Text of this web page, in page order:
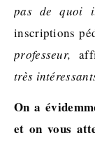
pas de quoi
inscriptions
professeur,
très
On a
et on vous